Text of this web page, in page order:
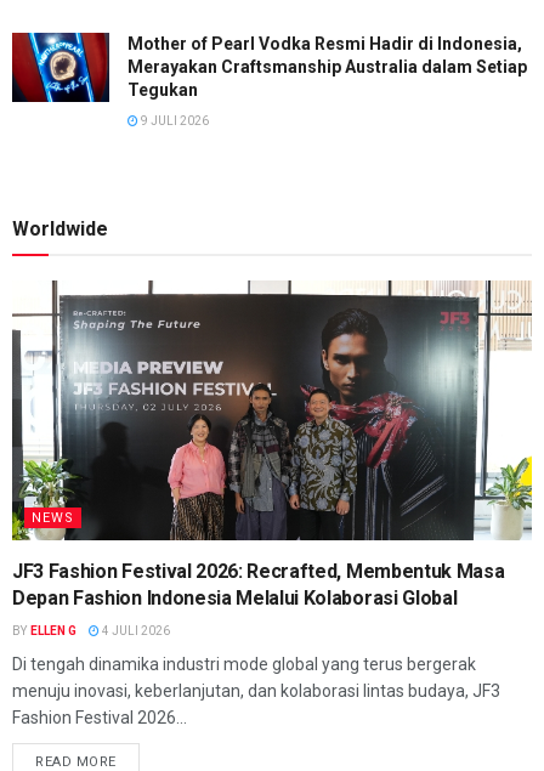
Mother of Pearl Vodka Resmi Hadir di Indonesia,
Merayakan Craftsmanship Australia dalam Setiap
Tegukan
9 JULI 2026
Worldwide
NEWS
JF3 Fashion Festival 2026: Recrafted, Membentuk Masa
Depan Fashion Indonesia Melalui Kolaborasi Global
BY ELLEN G 4 JULI 2026
Di tengah dinamika industri mode global yang terus bergerak
menuju inovasi, keberlanjutan, dan kolaborasi lintas budaya, JF3
Fashion Festival 2026...
READ MORE